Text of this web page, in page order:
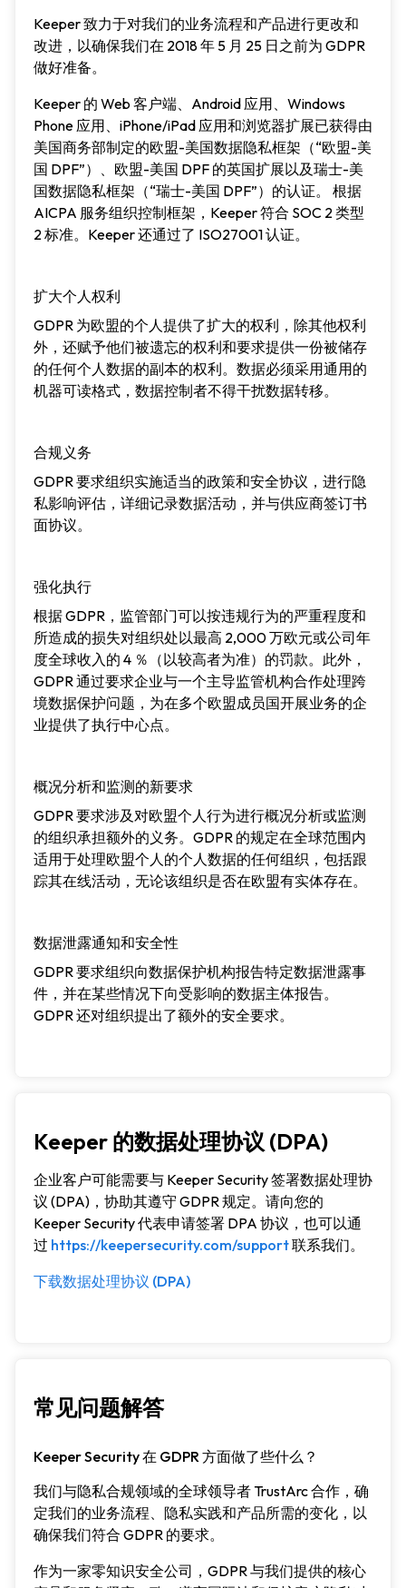
Keeper 致力于对我们的业务流程和产品进行更改和
改进，以确保我们在 2018 年 5 月 25 日之前为 GDPR
做好准备。
Keeper 的 Web 客户端、Android 应用、Windows
Phone 应用、iPhone/iPad 应用和浏览器扩展已获得由
美国商务部制定的欧盟-美国数据隐私框架（“欧盟-美
国 DPF”）、欧盟-美国 DPF 的英国扩展以及瑞士-美
国数据隐私框架（“瑞士-美国 DPF”）的认证。 根据
AICPA 服务组织控制框架，Keeper 符合 SOC 2 类型
2 标准。Keeper 还通过了 ISO27001 认证。
扩大个人权利
GDPR 为欧盟的个人提供了扩大的权利，除其他权利
外，还赋予他们被遗忘的权利和要求提供一份被储存
的任何个人数据的副本的权利。数据必须采用通用的
机器可读格式，数据控制者不得干扰数据转移。
合规义务
GDPR 要求组织实施适当的政策和安全协议，进行隐
私影响评估，详细记录数据活动，并与供应商签订书
面协议。
强化执行
根据 GDPR，监管部门可以按违规行为的严重程度和
所造成的损失对组织处以最高 2,000 万欧元或公司年
度全球收入的 4 ％（以较高者为准）的罚款。此外，
GDPR 通过要求企业与一个主导监管机构合作处理跨
境数据保护问题，为在多个欧盟成员国开展业务的企
业提供了执行中心点。
概况分析和监测的新要求
GDPR 要求涉及对欧盟个人行为进行概况分析或监测
的组织承担额外的义务。GDPR 的规定在全球范围内
适用于处理欧盟个人的个人数据的任何组织，包括跟
踪其在线活动，无论该组织是否在欧盟有实体存在。
数据泄露通知和安全性
GDPR 要求组织向数据保护机构报告特定数据泄露事
件，并在某些情况下向受影响的数据主体报告。
GDPR 还对组织提出了额外的安全要求。
Keeper 的数据处理协议 (DPA)
企业客户可能需要与 Keeper Security 签署数据处理协
议 (DPA)，协助其遵守 GDPR 规定。请向您的
Keeper Security 代表申请签署 DPA 协议，也可以通
过 https://keepersecurity.com/support联系我们。
下载数据处理协议 (DPA)
常见问题解答
Keeper Security 在 GDPR 方面做了些什么？
我们与隐私合规领域的全球领导者 TrustArc 合作，确
定我们的业务流程、隐私实践和产品所需的变化，以
确保我们符合 GDPR 的要求。
作为一家零知识安全公司，GDPR 与我们提供的核心